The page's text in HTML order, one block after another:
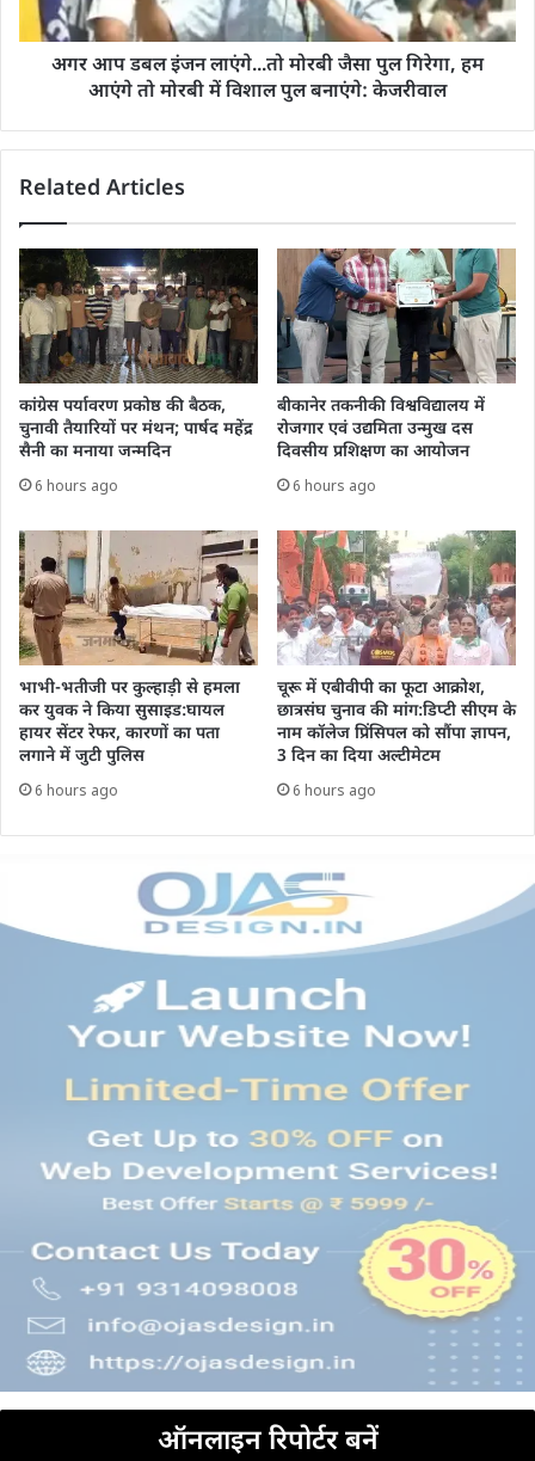
अगर आप डबल इंजन लाएंगे...तो मोरबी जैसा पुल गिरेगा, हम
आएंगे तो मोरबी में विशाल पुल बनाएंगे: केजरीवाल
Related Articles
कांग्रेस पर्यावरण प्रकोष्ठ की बैठक,
चुनावी तैयारियों पर मंथन; पार्षद महेंद्र
सैनी का मनाया जन्मदिन
6 hours ago
बीकानेर तकनीकी विश्वविद्यालय में
रोजगार एवं उद्यमिता उन्मुख दस
दिवसीय प्रशिक्षण का आयोजन
6 hours ago
भाभी-भतीजी पर कुल्हाड़ी से हमला
कर युवक ने किया सुसाइड:घायल
हायर सेंटर रेफर, कारणों का पता
लगाने में जुटी पुलिस
6 hours ago
चूरू में एबीवीपी का फूटा आक्रोश,
छात्रसंघ चुनाव की मांग:डिप्टी सीएम के
नाम कॉलेज प्रिंसिपल को सौंपा ज्ञापन,
3 दिन का दिया अल्टीमेटम
6 hours ago
ऑनलाइन रिपोर्टर बनें